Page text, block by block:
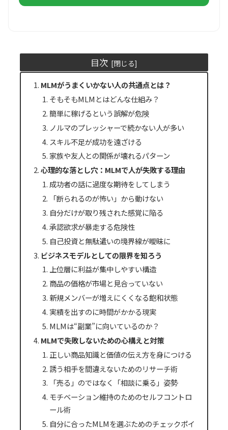
目次
MLMがうまくいかない人の共通点とは？
そもそもMLMとはどんな仕組み？
簡単に稼げるという誤解が危険
ノルマのプレッシャーで続かない人が多い
スキル不足が成功を遠ざける
家族や友人との関係が壊れるパターン
心理的な落とし穴：MLMで人が失敗する理由
成功者の話に過度な期待をしてしまう
「断られるのが怖い」から動けない
自分だけが取り残された感覚に陥る
承認欲求が暴走する危険性
自己投資と無駄遣いの境界線が曖昧に
ビジネスモデルとしての限界を知ろう
上位層に利益が集中しやすい構造
商品の価格が市場と見合っていない
新規メンバーが増えにくくなる飽和状態
実績を出すのに時間がかかる現実
MLMは“副業”に向いているのか？
MLMで失敗しないための心構えと対策
正しい商品知識と価値の伝え方を身につける
誘う相手を間違えないためのリサーチ術
「売る」のではなく「相談に乗る」姿勢
モチベーション維持のためのセルフコントロ
ール術
自分に合ったMLMを選ぶためのチェックポイ